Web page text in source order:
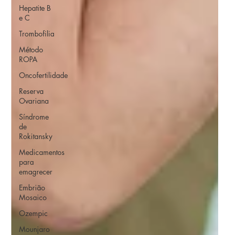
Hepatite B
e C
Trombofilia
Método
ROPA
Oncofertilidade
Reserva
Ovariana
Síndrome
de
Rokitansky
Medicamentos
para
emagrecer
Embrião
Mosaico
Ozempic
Mounjaro